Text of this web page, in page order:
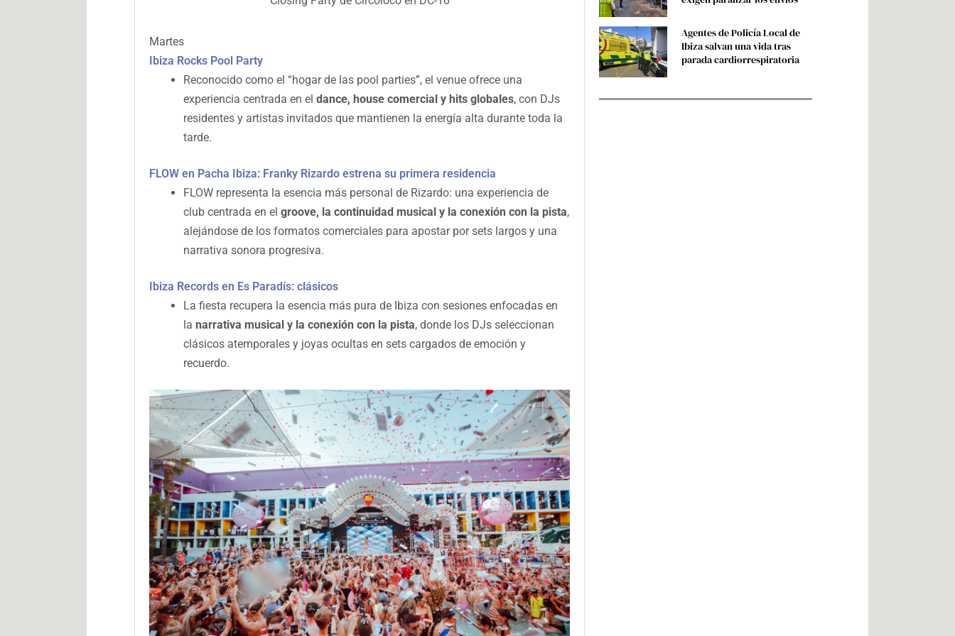
Martes
Ibiza Rocks Pool Party
Reconocido como el “hogar de las pool parties”, el venue ofrece una
experiencia centrada en el dance, house comercial y hits globales, con DJs
residentes y artistas invitados que mantienen la energía alta durante toda la
tarde.
FLOW en Pacha Ibiza: Franky Rizardo estrena su primera residencia
FLOW representa la esencia más personal de Rizardo: una experiencia de
club centrada en el groove, la continuidad musical y la conexión con la pista,
alejándose de los formatos comerciales para apostar por sets largos y una
narrativa sonora progresiva.
Ibiza Records en Es Paradís: clásicos
La fiesta recupera la esencia más pura de Ibiza con sesiones enfocadas en
la narrativa musical y la conexión con la pista, donde los DJs seleccionan
clásicos atemporales y joyas ocultas en sets cargados de emoción y
recuerdo.
Agentes de Policía Local de
Ibiza salvan una vida tras
parada cardiorrespiratoria